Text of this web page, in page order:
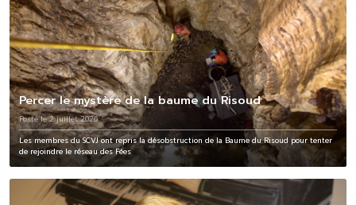
Percer le mystère de la baume du Risoud
Posté le 2 juillet 2026
Les membres du SCVJ ont repris la désobstruction de la Baume du Risoud pour tenter
de rejoindre le réseau des Fées